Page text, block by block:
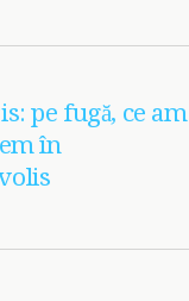
pe fugă, ce am
în